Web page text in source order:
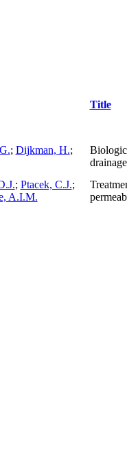
Title
; Dijkman, H.;
drainage
; Ptacek, C.J.;
A.I.M.